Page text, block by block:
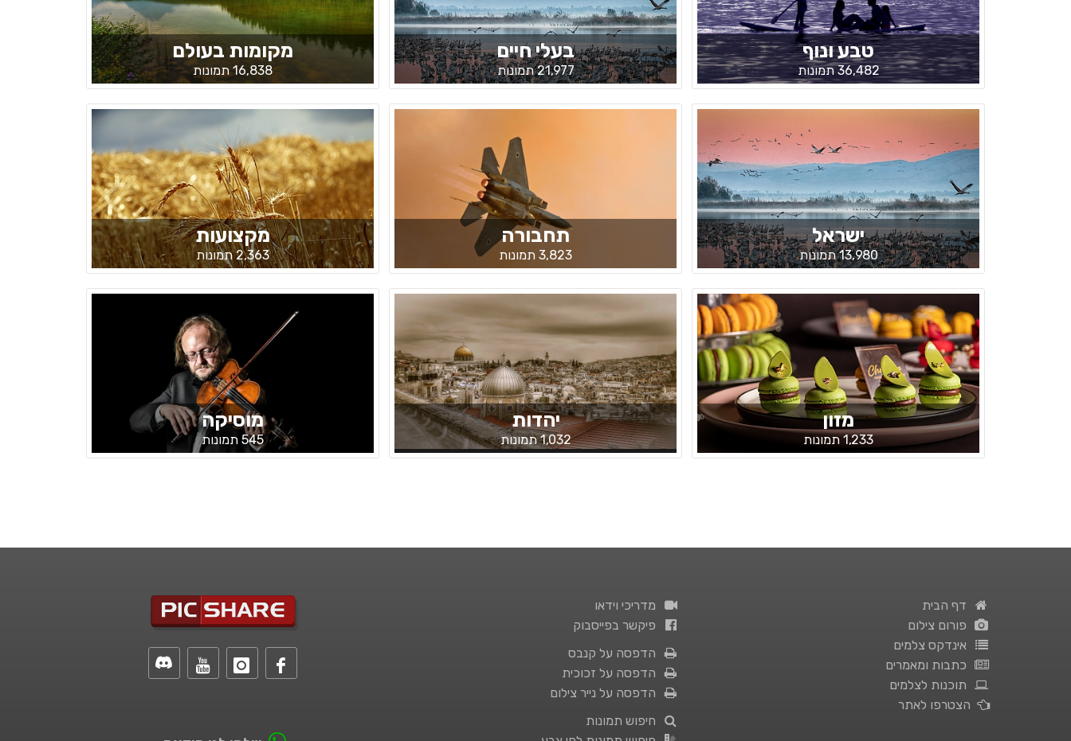
טבע ונוף
36,482 תמונות
בעלי חיים
21,977 תמונות
מקומות בעולם
16,838 תמונות
ישראל
13,980 תמונות
תחבורה
3,823 תמונות
מקצועות
2,363 תמונות
מזון
1,233 תמונות
יהדות
1,032 תמונות
מוסיקה
545 תמונות
מדריכי וידאו
פיקשר בפייסבוק
הדפסה על קנבס
הדפסה על זכוכית
הדפסה על נייר צילום
חיפוש תמונות
דף הבית
פורום צילום
אינדקס צלמים
כתבות ומאמרים
תוכנות לצלמים
הצטרפו לאתר